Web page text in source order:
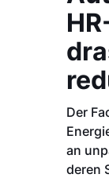
Der
an
deren